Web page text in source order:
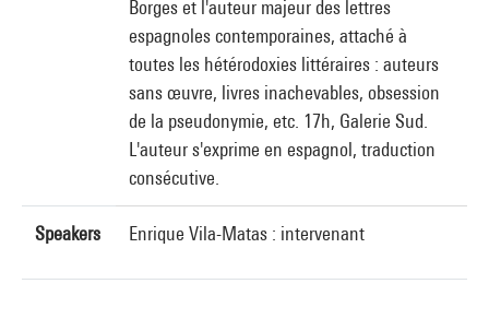
Borges et l'auteur majeur des lettres
espagnoles contemporaines, attaché à
toutes les hétérodoxies littéraires : auteurs
sans œuvre, livres inachevables, obsession
de la pseudonymie, etc. 17h, Galerie Sud.
L'auteur s'exprime en espagnol, traduction
consécutive.
Speakers Enrique Vila-Matas : intervenant